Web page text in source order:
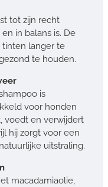
tot zijn recht
in balans is. De
tinten langer te
te houden.
is
voor honden
voedt en verwijdert
hij zorgt voor een
uitstraling.
macadamiaolie,